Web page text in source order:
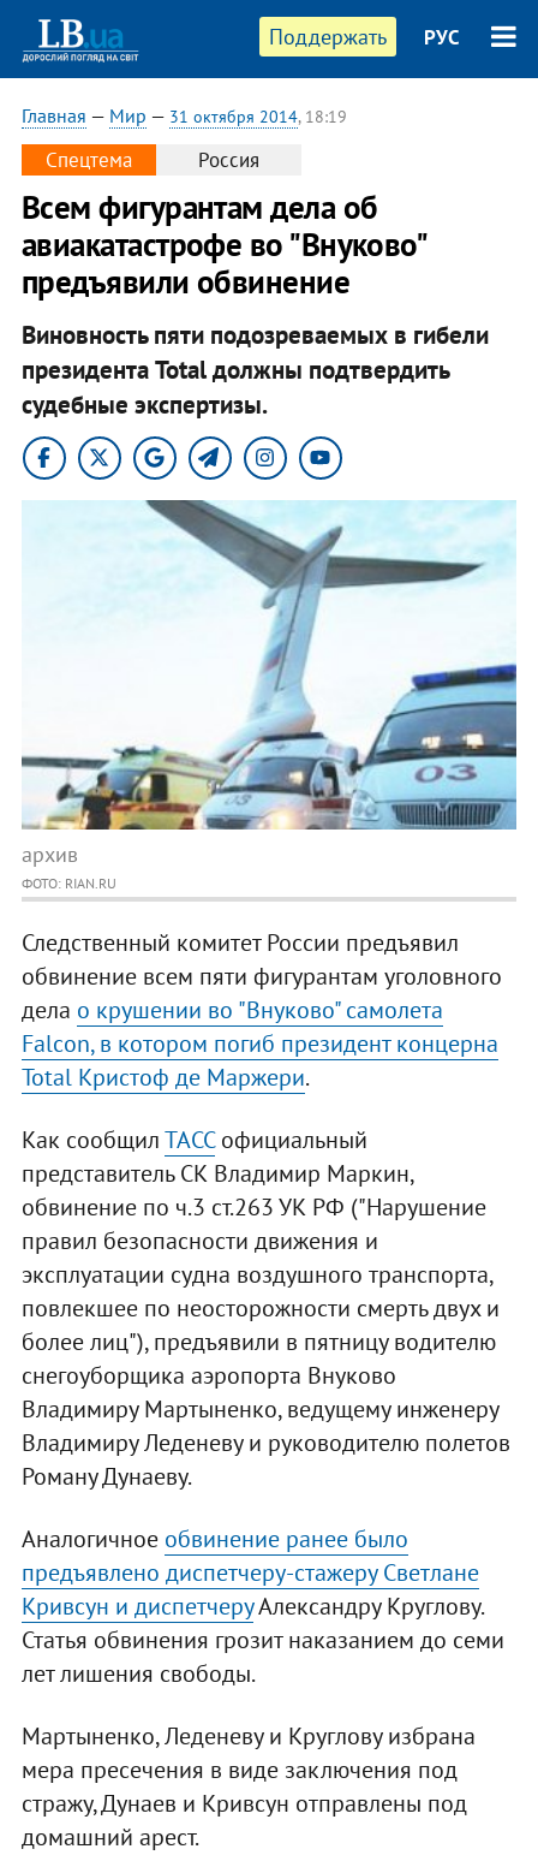
Поддержать РУС
Главная — Мир — 31 октября 2014, 18:19
Спецтема Россия
Всем фигурантам дела об
авиакатастрофе во "Внуково"
предъявили обвинение
Виновность пяти подозреваемых в гибели
президента Total должны подтвердить
судебные экспертизы.
архив
ФОТО: RIAN.RU
Следственный комитет России предъявил
обвинение всем пяти фигурантам уголовного
дела о крушении во "Внуково" самолета
Falcon, в котором погиб президент концерна
Total Кристоф де Маржери.
Как сообщилТАССофициальный
представитель СК Владимир Маркин,
обвинение по ч.3 ст.263 УК РФ ("Нарушение
правил безопасности движения и
эксплуатации судна воздушного транспорта,
повлекшее по неосторожности смерть двух и
более лиц"), предъявили в пятницу водителю
снегоуборщика аэропорта Внуково
Владимиру Мартыненко, ведущему инженеру
Владимиру Леденеву и руководителю полетов
Роману Дунаеву.
Аналогичное обвинение ранее было
предъявлено диспетчеру-стажеру Светлане
Кривсун и диспетчеруАлександру Круглову.
Статья обвинения грозит наказанием до семи
лет лишения свободы.
Мартыненко, Леденеву и Круглову избрана
мера пресечения в виде заключения под
стражу, Дунаев и Кривсун отправлены под
домашний арест.